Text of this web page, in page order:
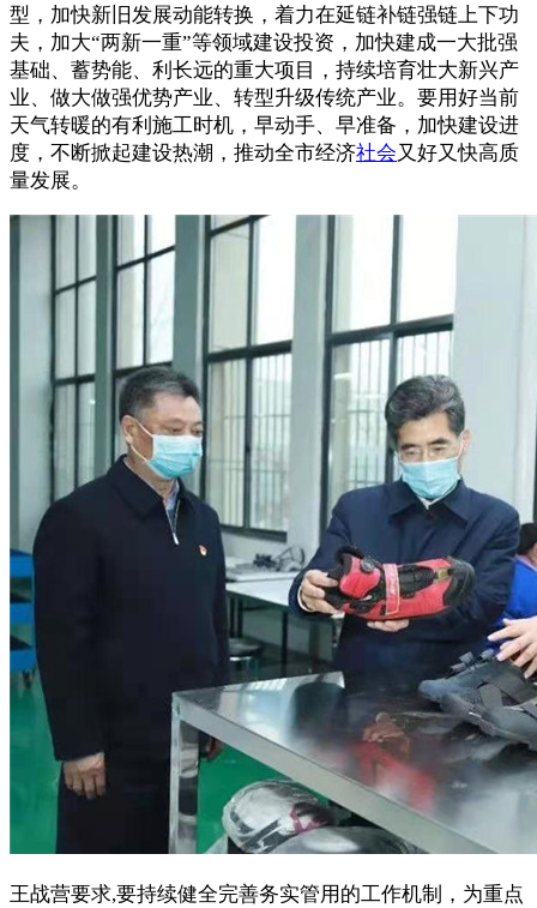
型，加快新旧发展动能转换，着力在延链补链强链上下功
夫，加大“两新一重”等领域建设投资，加快建成一大批强
基础、蓄势能、利长远的重大项目，持续培育壮大新兴产
业、做大做强优势产业、转型升级传统产业。要用好当前
天气转暖的有利施工时机，早动手、早准备，加快建设进
度，不断掀起建设热潮，推动全市经济社会又好又快高质
量发展。
王战营要求,要持续健全完善务实管用的工作机制，为重点